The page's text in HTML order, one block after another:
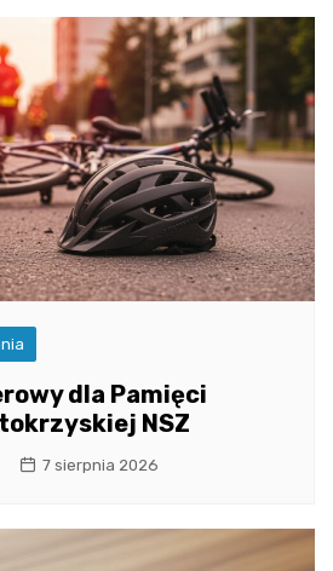
dla Pamięci
NSZ
7 sierpnia 2026